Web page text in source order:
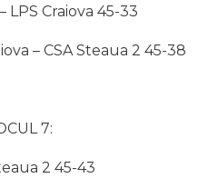
LPS Craiova 45-33
– CSA Steaua 2 45-38
7:
2 45-43